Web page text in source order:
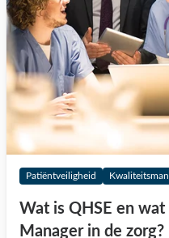
Patiëntveiligheid
Wat is QHSE en
Manager in de zorg?